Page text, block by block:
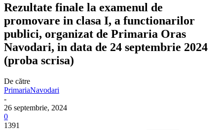
Rezultate finale la examenul de
promovare in clasa I, a functionarilor
publici, organizat de Primaria Oras
Navodari, in data de 24 septembrie 2024
(proba scrisa)
De către
PrimariaNavodari
-
26 septembrie, 2024
0
1391